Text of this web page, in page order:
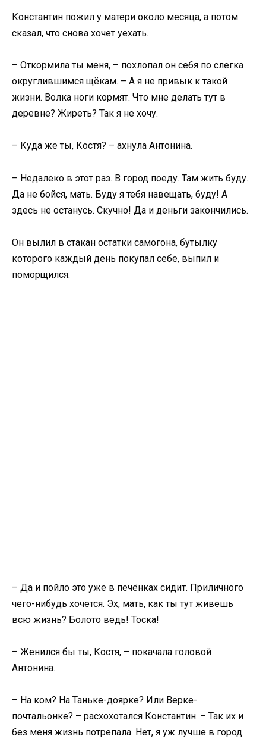
Константин пожил у матери около месяца, а потом
сказал, что снова хочет уехать.
– Откормила ты меня, – похлопал он себя по слегка
округлившимся щёкам. – А я не привык к такой
жизни. Волка ноги кормят. Что мне делать тут в
деревне? Жиреть? Так я не хочу.
– Куда же ты, Костя? – ахнула Антонина.
– Недалеко в этот раз. В город поеду. Там жить буду.
Да не бойся, мать. Буду я тебя навещать, буду! А
здесь не останусь. Скучно! Да и деньги закончились.
Он вылил в стакан остатки самогона, бутылку
которого каждый день покупал себе, выпил и
поморщился:
– Да и пойло это уже в печёнках сидит. Приличного
чего-нибудь хочется. Эх, мать, как ты тут живёшь
всю жизнь? Болото ведь! Тоска!
– Женился бы ты, Костя, – покачала головой
Антонина.
– На ком? На Таньке-доярке? Или Верке-
почтальонке? – расхохотался Константин. – Так их и
без меня жизнь потрепала. Нет, я уж лучше в город.